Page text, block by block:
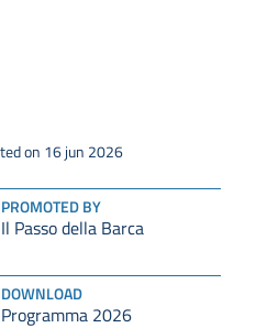
PROMOTED BY
Il Passo della Barca
DOWNLOAD
Programma 2026
on 16 jun 2026